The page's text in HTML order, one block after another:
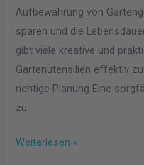
Aufbewahrung von
sparen und die
gibt viele kreative und
Gartenutensilien effektiv
richtige Planung Eine
zu
Weiterlesen »